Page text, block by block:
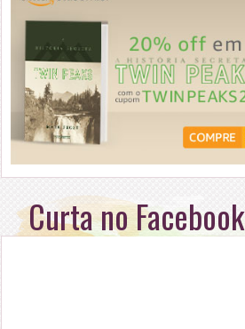
Curta no Facebook